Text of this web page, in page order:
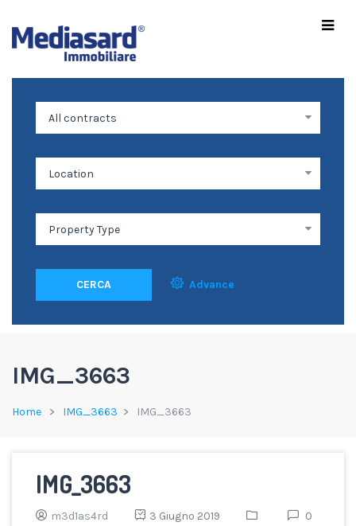
CERCA Advance
IMG_3663
Home IMG_3663 IMG_3663
IMG_3663
m3d1as4rd 3 Giugno 2019
0